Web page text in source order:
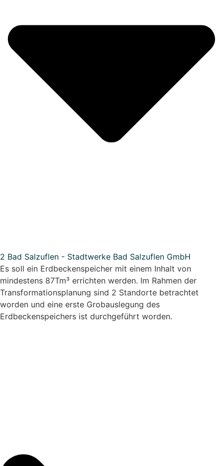
2 Bad Salzuflen - Stadtwerke Bad Salzuflen GmbH
Es soll ein Erdbeckenspeicher mit einem Inhalt von
mindestens 87Tm³ errichten werden. Im Rahmen der
Transformationsplanung sind 2 Standorte betrachtet
worden und eine erste Grobauslegung des
Erdbeckenspeichers ist durchgeführt worden.